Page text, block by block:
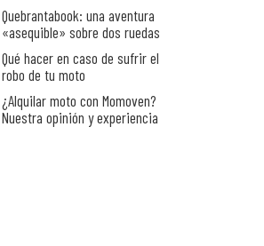
Quebrantabook: una aventura
«asequible» sobre dos ruedas
Qué hacer en caso de sufrir el
robo de tu moto
¿Alquilar moto con Momoven?
Nuestra opinión y experiencia